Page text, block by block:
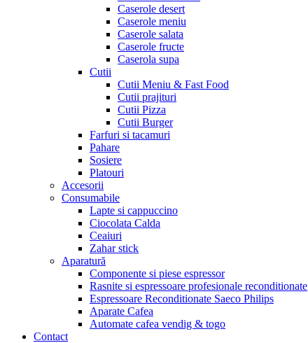
Caserole desert
Caserole meniu
Caserole salata
Caserole fructe
Caserola supa
Cutii
Cutii Meniu & Fast Food
Cutii prajituri
Cutii Pizza
Cutii Burger
Farfuri si tacamuri
Pahare
Sosiere
Platouri
Accesorii
Consumabile
Lapte si cappuccino
Ciocolata Calda
Ceaiuri
Zahar stick
Aparatură
Componente si piese espressor
Rasnite si espressoare profesionale reconditionate
Espressoare Reconditionate Saeco Philips
Aparate Cafea
Automate cafea vendig & togo
Contact